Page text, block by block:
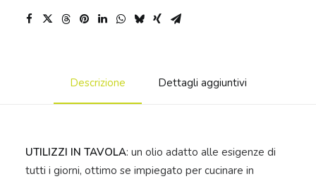
in
Descrizione Dettagli aggiuntivi
UTILIZZI IN TAVOLA: un olio adatto alle esigenze di
tutti i giorni, ottimo se impiegato per cucinare in